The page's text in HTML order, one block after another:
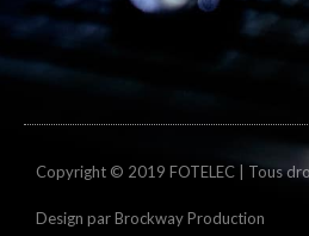
Copyright © 2019 FOTELEC | Tous
Design parBrockway Production